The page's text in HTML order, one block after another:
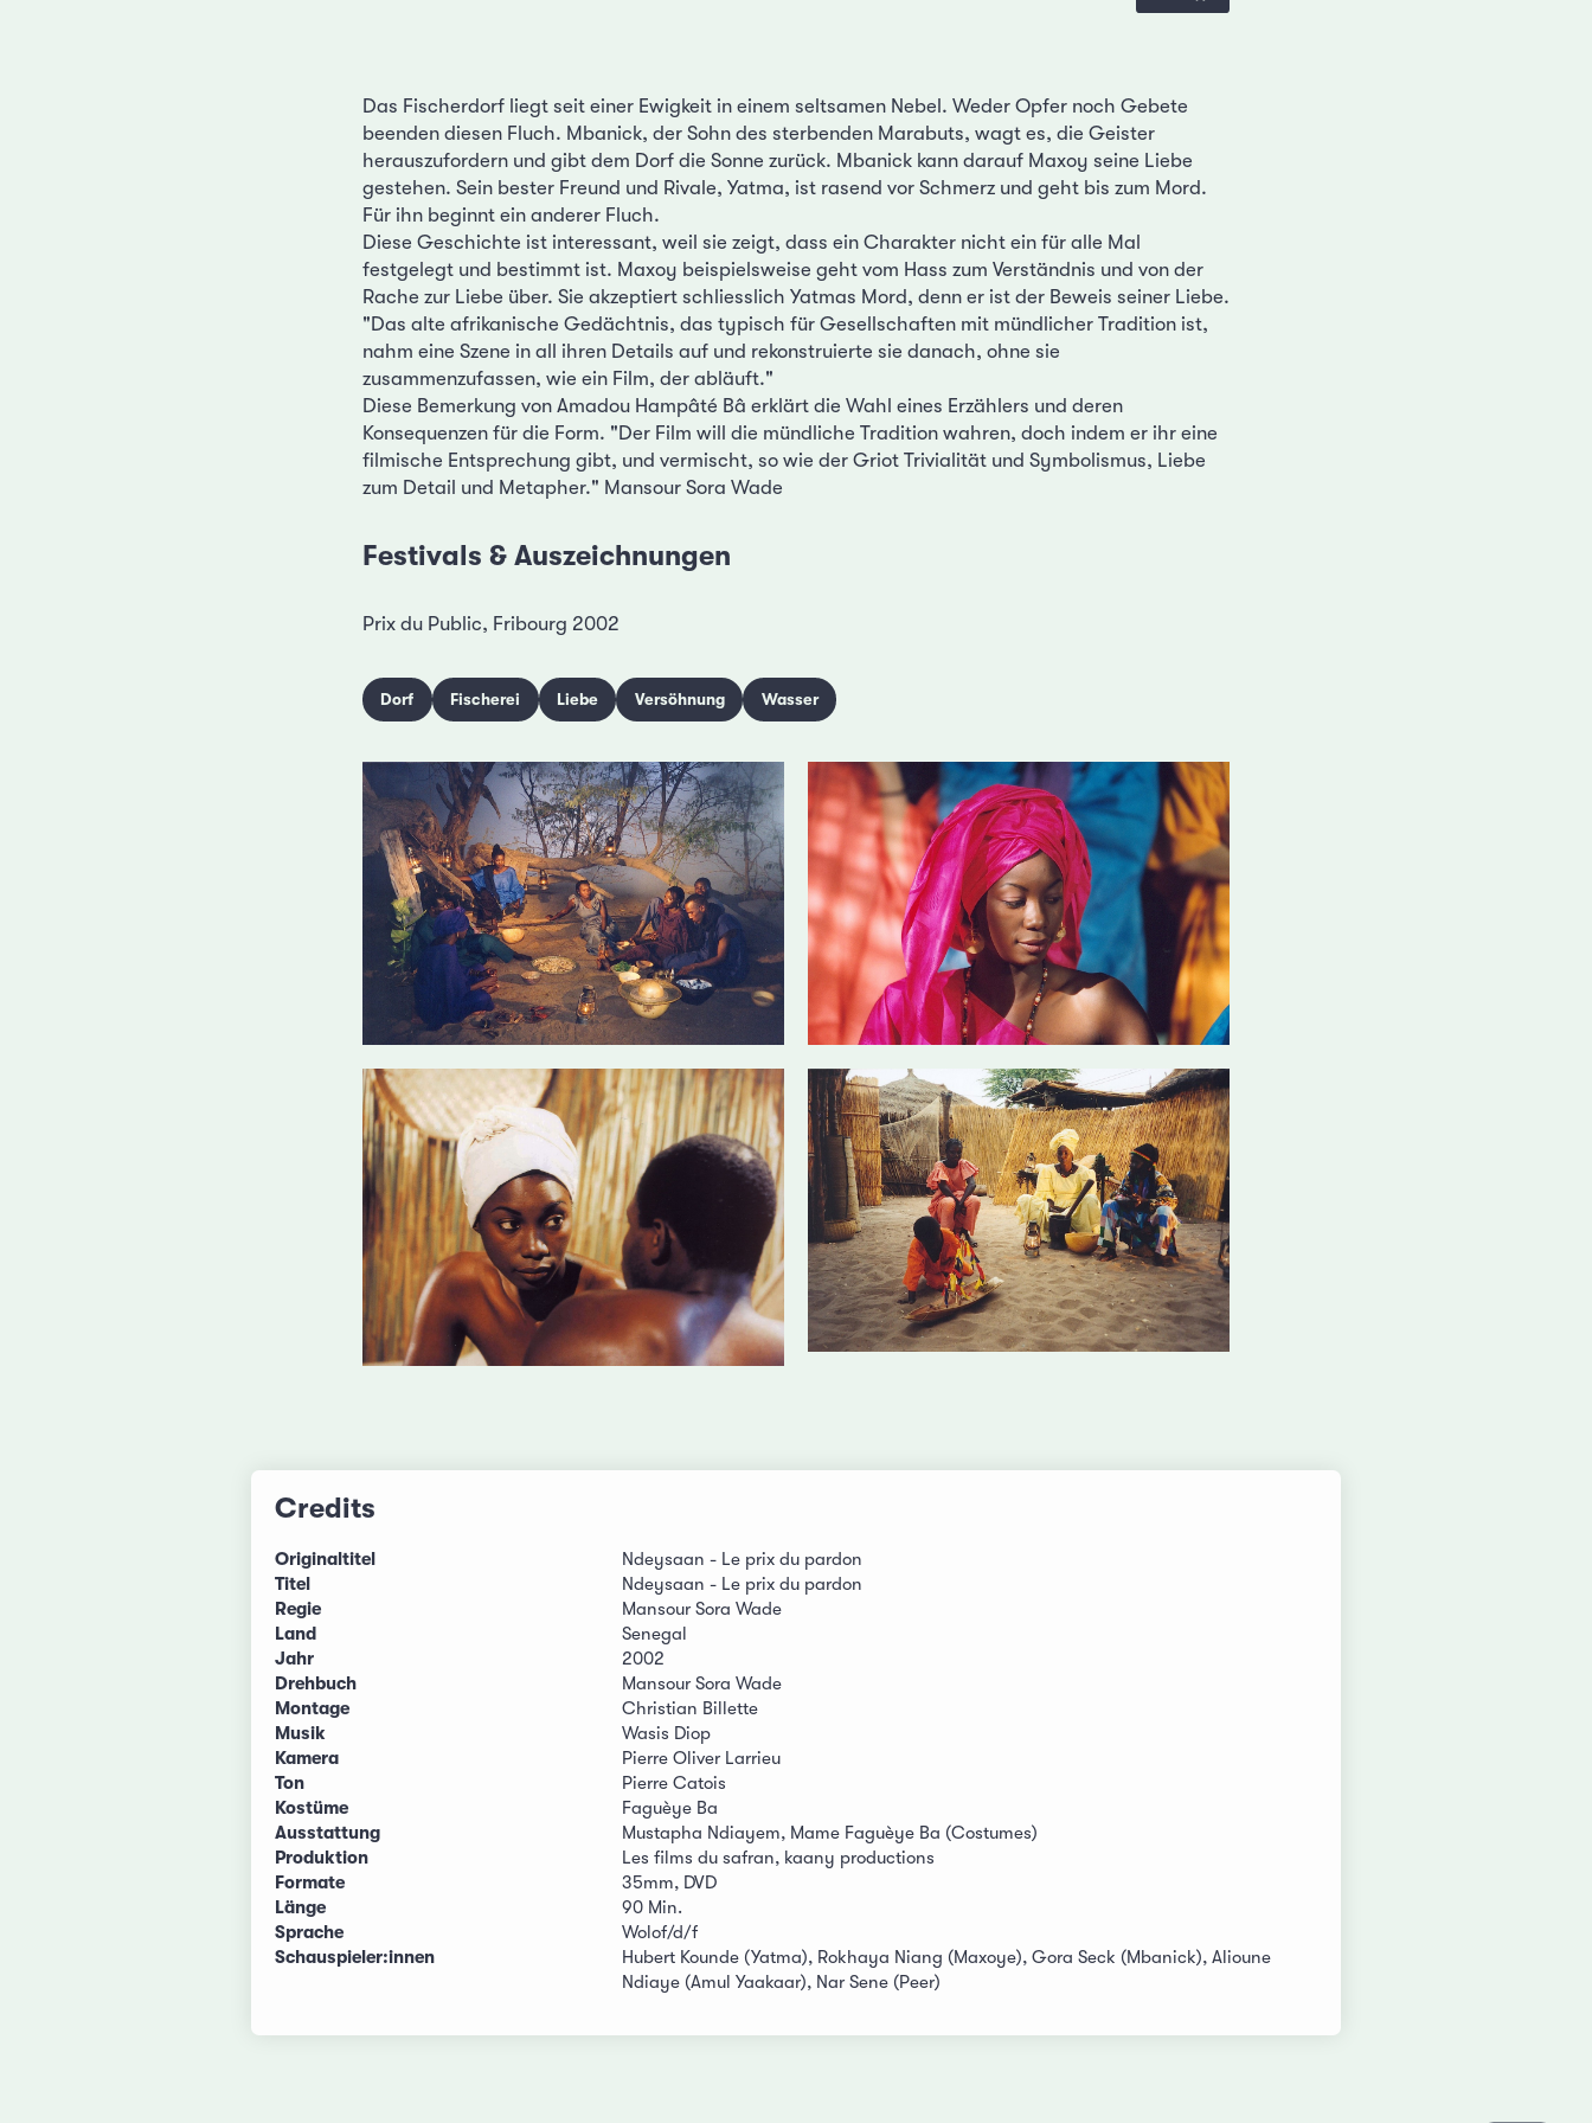
Das Fischerdorf liegt seit einer Ewigkeit in einem seltsamen Nebel. Weder Opfer noch Gebete
beenden diesen Fluch. Mbanick, der Sohn des sterbenden Marabuts, wagt es, die Geister
herauszufordern und gibt dem Dorf die Sonne zurück. Mbanick kann darauf Maxoy seine Liebe
gestehen. Sein bester Freund und Rivale, Yatma, ist rasend vor Schmerz und geht bis zum Mord.
Für ihn beginnt ein anderer Fluch.
Diese Geschichte ist interessant, weil sie zeigt, dass ein Charakter nicht ein für alle Mal
festgelegt und bestimmt ist. Maxoy beispielsweise geht vom Hass zum Verständnis und von der
Rache zur Liebe über. Sie akzeptiert schliesslich Yatmas Mord, denn er ist der Beweis seiner Liebe.
"Das alte afrikanische Gedächtnis, das typisch für Gesellschaften mit mündlicher Tradition ist,
nahm eine Szene in all ihren Details auf und rekonstruierte sie danach, ohne sie
zusammenzufassen, wie ein Film, der abläuft."
Diese Bemerkung von Amadou Hampâté Bâ erklärt die Wahl eines Erzählers und deren
Konsequenzen für die Form. "Der Film will die mündliche Tradition wahren, doch indem er ihr eine
filmische Entsprechung gibt, und vermischt, so wie der Griot Trivialität und Symbolismus, Liebe
zum Detail und Metapher." Mansour Sora Wade
Festivals & Auszeichnungen
Prix du Public, Fribourg 2002
Dorf Fischerei Liebe Versöhnung Wasser
Credits
Originaltitel
Ndeysaan - Le prix du pardon
Titel
Ndeysaan - Le prix du pardon
Regie
Mansour Sora Wade
Land
Senegal
Jahr
2002
Drehbuch
Mansour Sora Wade
Montage
Christian Billette
Musik
Wasis Diop
Kamera
Pierre Oliver Larrieu
Ton
Pierre Catois
Kostüme
Faguèye Ba
Ausstattung
Mustapha Ndiayem, Mame Faguèye Ba (Costumes)
Produktion
Les films du safran, kaany productions
Formate
35mm, DVD
Länge
90 Min.
Sprache
Wolof/d/f
Schauspieler:innen
Hubert Kounde (Yatma), Rokhaya Niang (Maxoye), Gora Seck (Mbanick), Alioune
Ndiaye (Amul Yaakaar), Nar Sene (Peer)